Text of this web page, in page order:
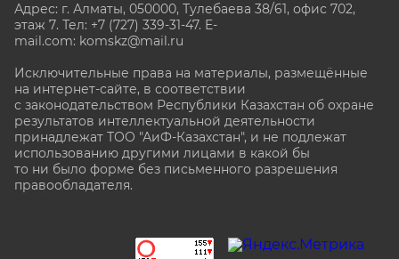
Адрес: г. Алматы, 050000, Тулебаева 38/61, офис 702,
этаж 7. Тел: +7 (727) 339-31-47. E-
mail.com: komskz@mail.ru
Исключительные права на материалы, размещённые
на интернет-сайте, в соответствии
с законодательством Республики Казахстан об охране
результатов интеллектуальной деятельности
принадлежат ТОО "АиФ-Казахстан", и не подлежат
использованию другими лицами в какой бы
то ни было форме без письменного разрешения
правообладателя.